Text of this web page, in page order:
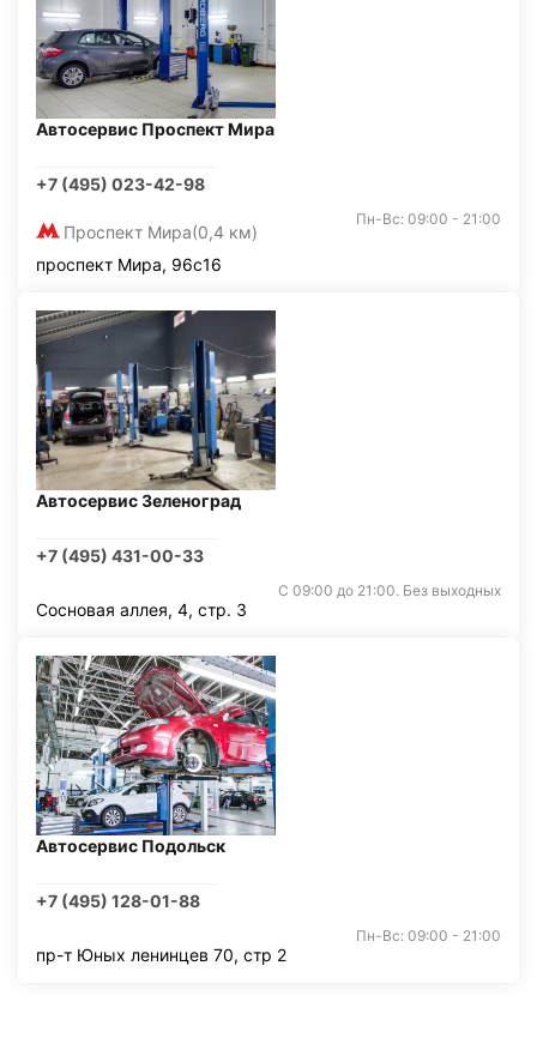
Автосервис Проспект Мира
+7 (495) 023-42-98
Проспект Мира(0,4 км)
Пн-Вс: 09:00 - 21:00
проспект Мира, 96с16
Автосервис Зеленоград
+7 (495) 431-00-33
С 09:00 до 21:00. Без выходных
Сосновая аллея, 4, стр. 3
Автосервис Подольск
+7 (495) 128-01-88
Пн-Вс: 09:00 - 21:00
пр-т Юных ленинцев 70, стр 2